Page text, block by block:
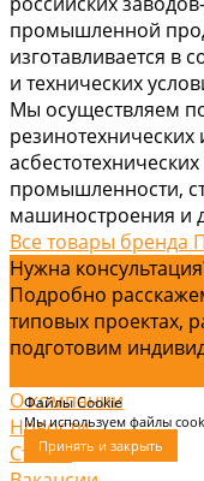
Файлы Cookie
Мы используем файлы
Принять и закрыть
промышленной
изготавливается в
и технических
Мы осуществляем
промышленности,
машиностроения и
Все товары бренда
Нужна
Подробно
типовых проектах,
подготовим
О компании
Новости
Статьи